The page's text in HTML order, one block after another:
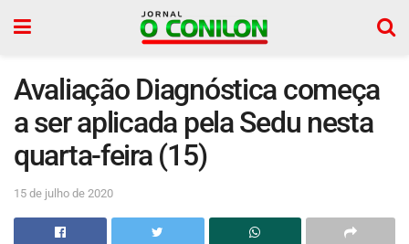
Avaliação Diagnóstica começa
a ser aplicada pela Sedu nesta
quarta-feira (15)
15 de julho de 2020